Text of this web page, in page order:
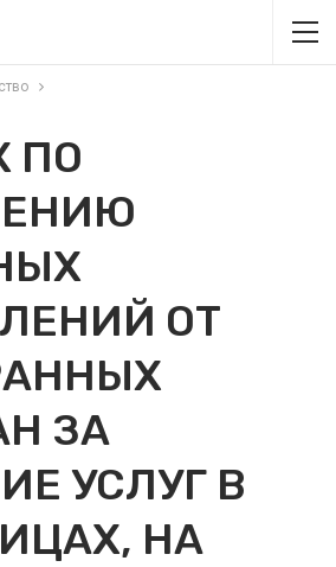
ПО
ОТ
ЗА
УСЛУГ В
НА